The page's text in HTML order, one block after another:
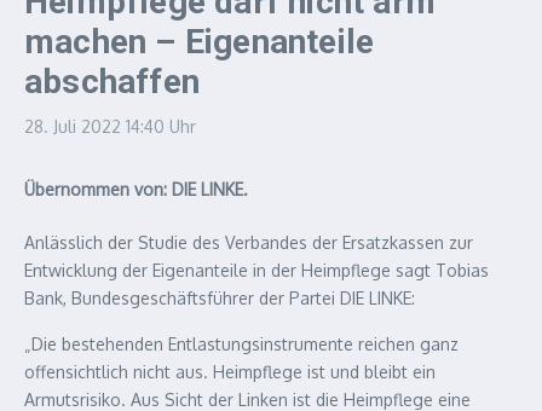
machen – Eigenanteile
abschaffen
28. Juli 2022 14:40 Uhr
Übernommen von: DIE LINKE.
Anlässlich der Studie des Verbandes der Ersatzkassen zur
Entwicklung der Eigenanteile in der Heimpflege sagt Tobias
Bank, Bundesgeschäftsführer der Partei DIE LINKE:
„Die bestehenden Entlastungsinstrumente reichen ganz
offensichtlich nicht aus. Heimpflege ist und bleibt ein
Armutsrisiko. Aus Sicht der Linken ist die Heimpflege eine